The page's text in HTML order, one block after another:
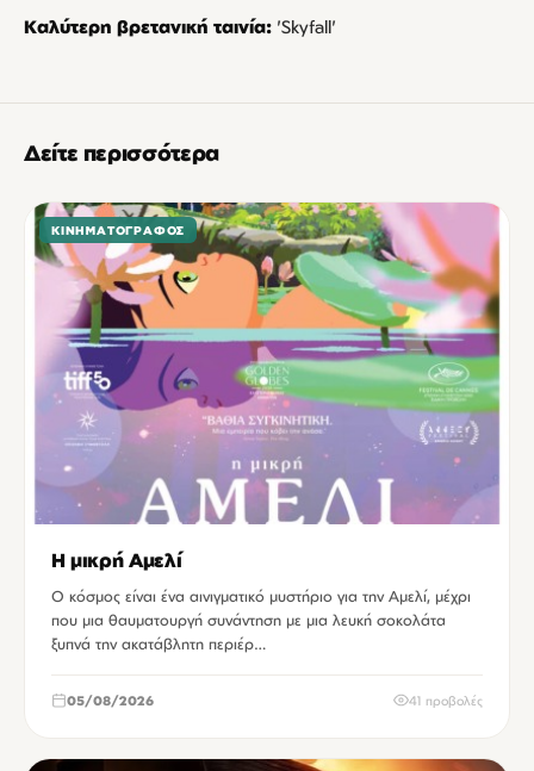
Καλύτερη βρετανική ταινία: 'Skyfall'
Δείτε περισσότερα
ΚΙΝΗΜΑΤΟΓΡΆΦΟΣ
Η μικρή Αμελί
Ο κόσμος είναι ένα αινιγματικό μυστήριο για την Αμελί, μέχρι
που μια θαυματουργή συνάντηση με μια λευκή σοκολάτα
ξυπνά την ακατάβλητη περιέρ…
05/08/2026 41 προβολές